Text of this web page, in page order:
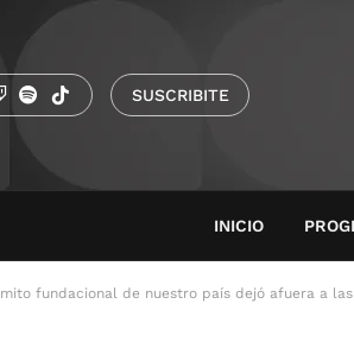
SUSCRIBITE
INICIO
fundacional de nuestro país dejó afuera a las